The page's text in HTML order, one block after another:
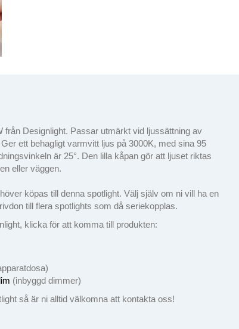
från Designlight. Passar utmärkt vid ljussättning av
ett behagligt varmvitt ljus på 3000K, med sina 95
är 25°. Den lilla kåpan gör att ljuset riktas
eller väggen.
köpas till denna spotlight. Välj själv om ni vill ha en
till flera spotlights som då seriekopplas.
klicka för att komma till produkten:
(inbyggd dimmer)
så är ni alltid välkomna att kontakta oss!